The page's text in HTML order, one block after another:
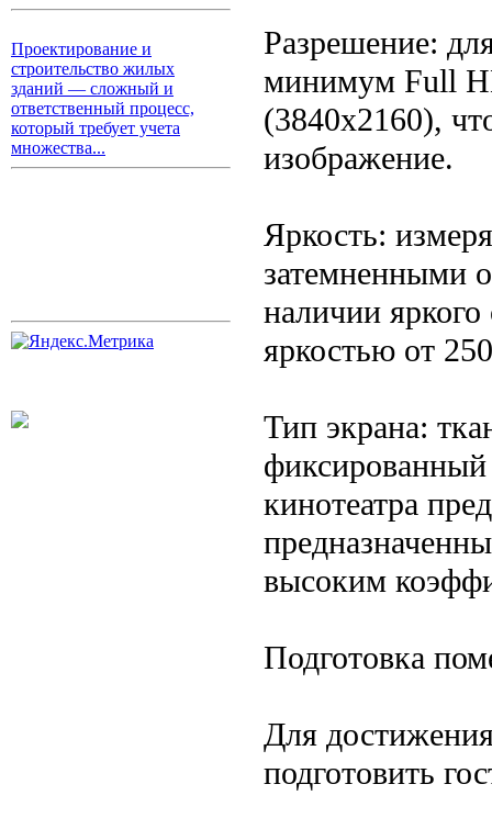
Проектирование и
строительство жилых
зданий — сложный и
ответственный процесс,
который требует учета
множества...
Разрешение:
минимум Full
(3840x2160),
изображение.
Яркость:
затемненными
наличии
яркостью от
Тип экрана:
кинотеатра
высоким
Подготовка
Для
подготовить